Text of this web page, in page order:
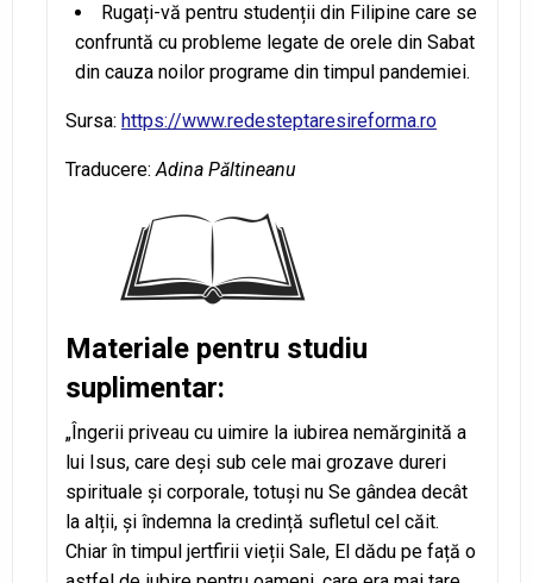
Rugați-vă pentru studenții din Filipine care se
confruntă cu probleme legate de orele din Sabat
din cauza noilor programe din timpul pandemiei.
Sursa: https://www.redesteptaresireforma.ro
Traducere:Adina Păltineanu
Materiale pentru studiu
suplimentar:
„Îngerii priveau cu uimire la iubirea nemărginită a
lui Isus, care deși sub cele mai grozave dureri
spirituale și corporale, totuși nu Se gândea decât
la alții, și îndemna la credință sufletul cel căit.
Chiar în timpul jertfirii vieții Sale, El dădu pe față o